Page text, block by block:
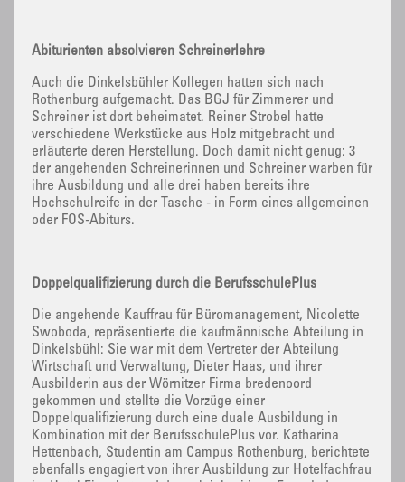
Abiturienten absolvieren Schreinerlehre
Auch die Dinkelsbühler Kollegen hatten sich nach
Rothenburg aufgemacht. Das BGJ für Zimmerer und
Schreiner ist dort beheimatet. Reiner Strobel hatte
verschiedene Werkstücke aus Holz mitgebracht und
erläuterte deren Herstellung. Doch damit nicht genug: 3
der angehenden Schreinerinnen und Schreiner warben für
ihre Ausbildung und alle drei haben bereits ihre
Hochschulreife in der Tasche - in Form eines allgemeinen
oder FOS-Abiturs.
Doppelqualifizierung durch die BerufsschulePlus
Die angehende Kauffrau für Büromanagement, Nicolette
Swoboda, repräsentierte die kaufmännische Abteilung in
Dinkelsbühl: Sie war mit dem Vertreter der Abteilung
Wirtschaft und Verwaltung, Dieter Haas, und ihrer
Ausbilderin aus der Wörnitzer Firma bredenoord
gekommen und stellte die Vorzüge einer
Doppelqualifizierung durch eine duale Ausbildung in
Kombination mit der BerufsschulePlus vor. Katharina
Hettenbach, Studentin am Campus Rothenburg, berichtete
ebenfalls engagiert von ihrer Ausbildung zur Hotelfachfrau